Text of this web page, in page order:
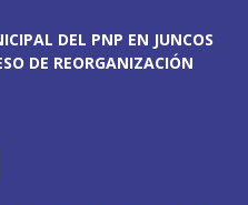
DEL PNP EN JUNCOS
DE REORGANIZACIÓN